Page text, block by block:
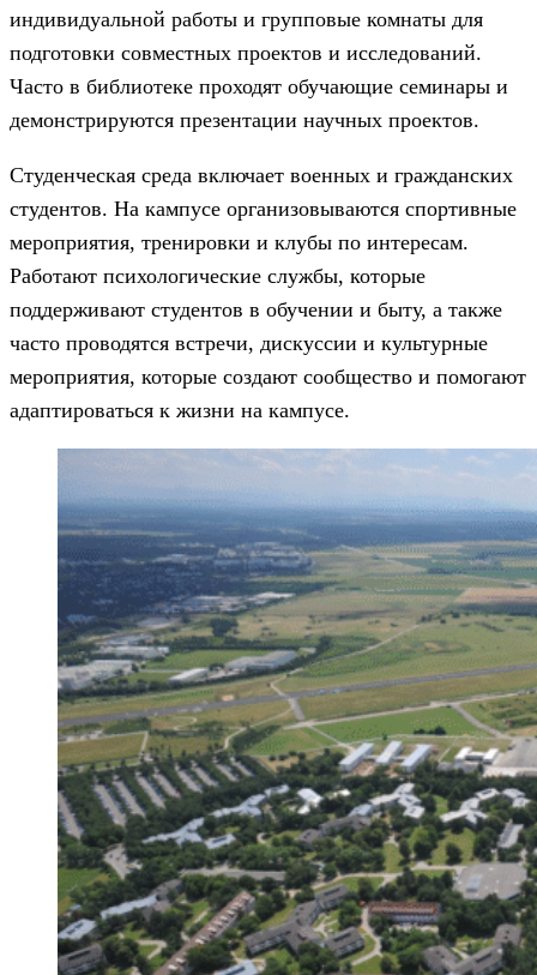
индивидуальной работы и групповые комнаты для
подготовки совместных проектов и исследований.
Часто в библиотеке проходят обучающие семинары и
демонстрируются презентации научных проектов.
Студенческая среда включает военных и гражданских
студентов. На кампусе организовываются спортивные
мероприятия, тренировки и клубы по интересам.
Работают психологические службы, которые
поддерживают студентов в обучении и быту, а также
часто проводятся встречи, дискуссии и культурные
мероприятия, которые создают сообщество и помогают
адаптироваться к жизни на кампусе.